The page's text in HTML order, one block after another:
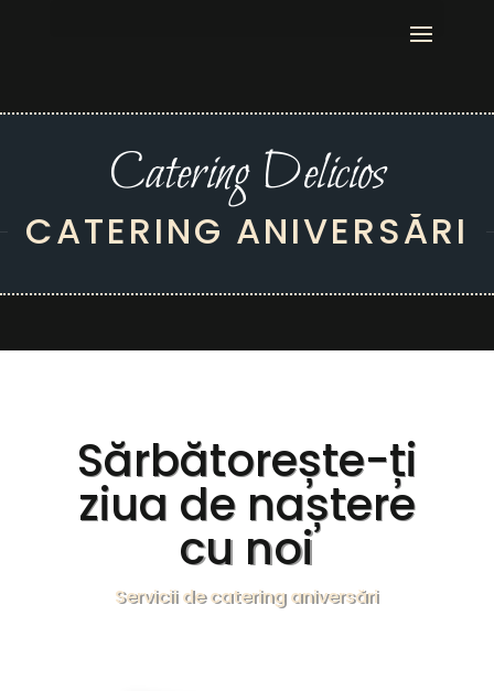
Catering Delicios
CATERING ANIVERSĂRI
Sărbătorește-ți
ziua de naștere
cu noi
Servicii de catering aniversări